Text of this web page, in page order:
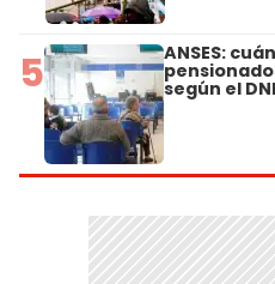
5 ANSES:
según el DNI